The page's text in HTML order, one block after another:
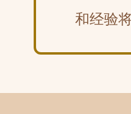
和经验